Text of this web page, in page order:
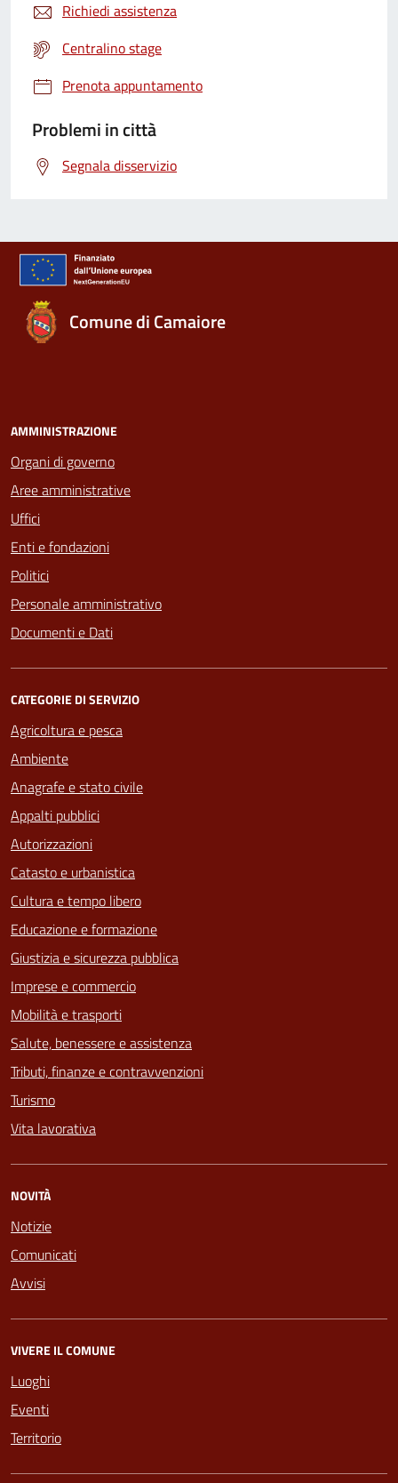
Richiedi assistenza
Centralino stage
Prenota appuntamento
Problemi in città
Segnala disservizio
Comune di Camaiore
AMMINISTRAZIONE
Organi di governo
Aree amministrative
Uffici
Enti e fondazioni
Politici
Personale amministrativo
Documenti e Dati
CATEGORIE DI SERVIZIO
Agricoltura e pesca
Ambiente
Anagrafe e stato civile
Appalti pubblici
Autorizzazioni
Catasto e urbanistica
Cultura e tempo libero
Educazione e formazione
Giustizia e sicurezza pubblica
Imprese e commercio
Mobilità e trasporti
Salute, benessere e assistenza
Tributi, finanze e contravvenzioni
Turismo
Vita lavorativa
NOVITÀ
Notizie
Comunicati
Avvisi
VIVERE IL COMUNE
Luoghi
Eventi
Territorio